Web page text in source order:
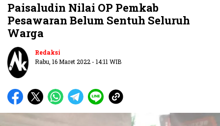
Paisaludin Nilai OP Pemkab
Pesawaran Belum Sentuh Seluruh
Warga
Redaksi
Rabu, 16 Maret 2022 - 14:11 WIB